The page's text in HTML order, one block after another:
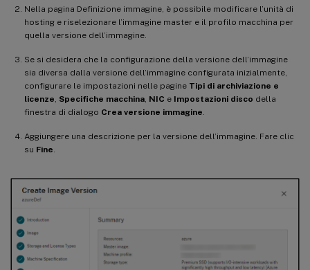
Nella pagina Definizione immagine, è possibile modificare l’unità di
hosting e riselezionare l’immagine master e il profilo macchina per
quella versione dell’immagine.
Se si desidera che la configurazione della versione dell’immagine
sia diversa dalla versione dell’immagine configurata inizialmente,
configurare le impostazioni nelle pagine Tipi di archiviazione e
licenze Specifiche macchina NIC e Impostazioni disco della
finestra di dialogo Crea versione immagine
Aggiungere una descrizione per la versione dell’immagine. Fare clic
su Fine